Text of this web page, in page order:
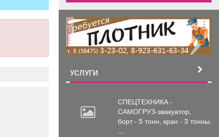
реклама
УСЛУГИ
СПЕЦТЕХНИКА -
САМОГРУЗ-эвакуатор,
борт - 5 тонн, кран - 3 тонны.
...